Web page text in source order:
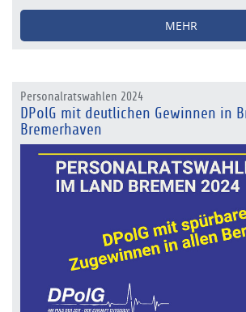
MEHR
Personalratswahlen 2024
DPolG mit deutlichen Gewinnen in
Bremerhaven